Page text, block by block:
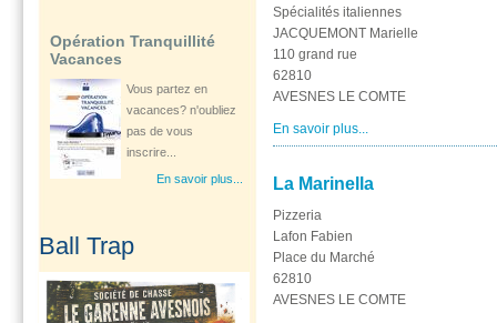
Spécialités italiennes
JACQUEMONT Marielle
110 grand rue
62810
AVESNES LE COMTE
En savoir plus...
La Marinella
Pizzeria
Lafon Fabien
Place du Marché
62810
AVESNES LE COMTE
Vous partez en
pas de vous
inscrire...
consultation
gynécologique à...
Le Département Le
Pas-de-Calais à
Ball Trap